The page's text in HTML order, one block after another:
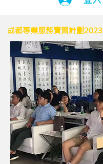
成都專業服務實習計劃2023